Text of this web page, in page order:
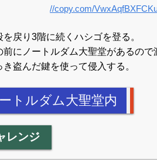
を戻り3階に続くハシゴを登る。
前にノートルダム大聖堂があるので
き盗んだ鍵を使って侵入する。
トルダム大聖堂内
レンジ